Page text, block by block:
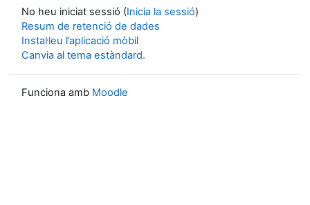
No heu iniciat sessió (Inicia la sessió)
Resum de retenció de dades
Instal·leu l’aplicació mòbil
Canvia al tema estàndard.
Funciona amb Moodle